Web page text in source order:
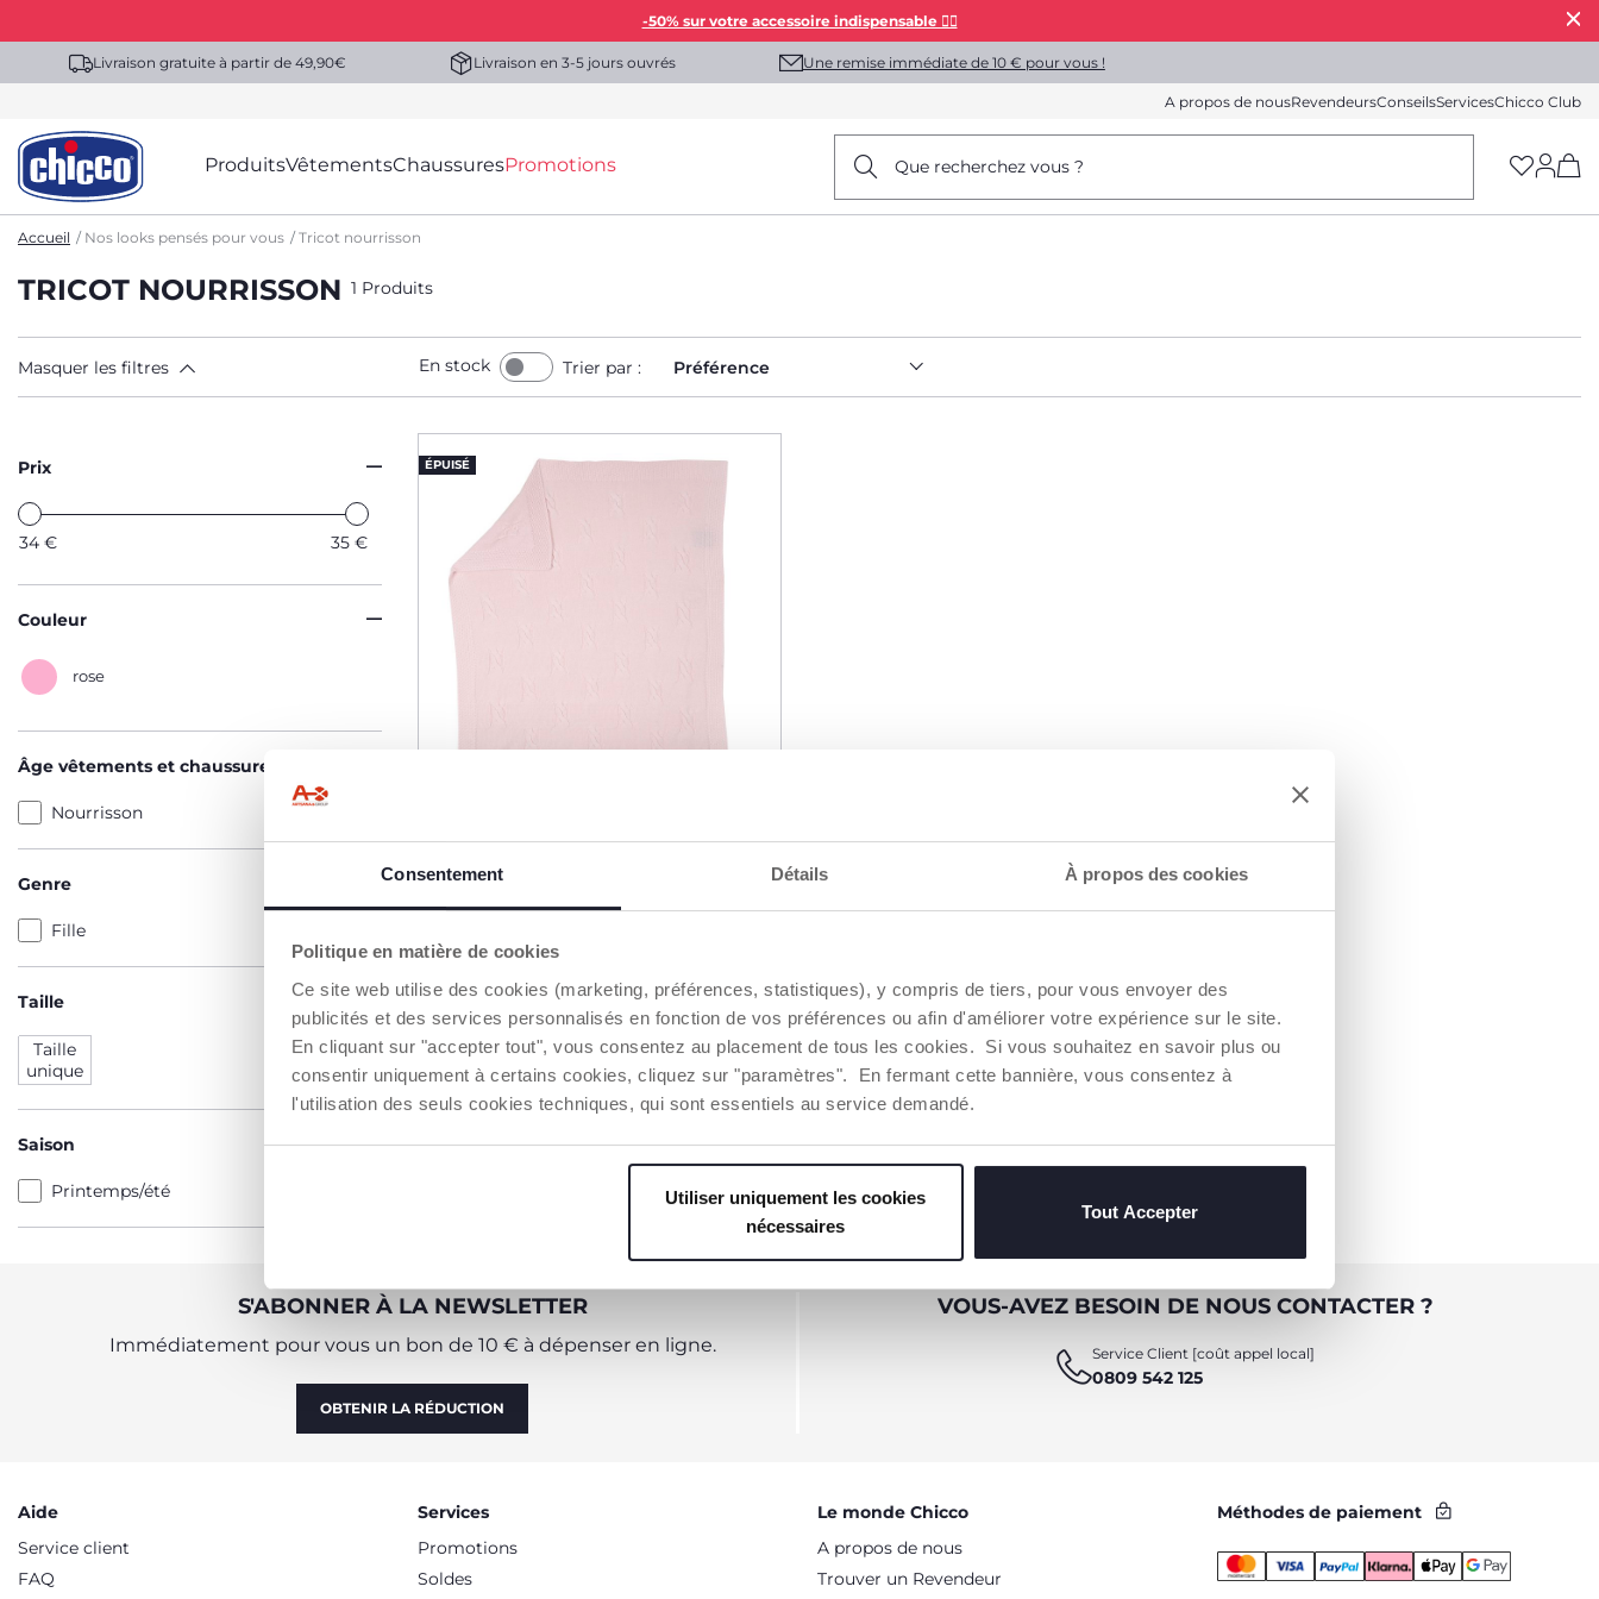
Consentement Détails À propos des cookies
Politique en matière de cookies
Ce site web utilise des cookies (marketing, préférences, statistiques), y compris de tiers, pour vous envoyer des
publicités et des services personnalisés en fonction de vos préférences ou afin d'améliorer votre expérience sur le site.
En cliquant sur "accepter tout", vous consentez au placement de tous les cookies. Si vous souhaitez en savoir plus ou
consentir uniquement à certains cookies, cliquez sur "paramètres". En fermant cette bannière, vous consentez à
l'utilisation des seuls cookies techniques, qui sont essentiels au service demandé.
Utiliser uniquement les cookies
nécessaires
Tout Accepter
-50% sur votre accessoire indispensable 👯‍♀️
Livraison gratuite à partir de 49,90€ Livraison en 3-5 jours ouvrés Une remise immédiate de 10 € pour vous !
A propos de nousRevendeursConseilsServicesChicco Club
ProduitsVêtementsChaussuresPromotions Que recherchez vous ?
Accueil Nos looks pensés pour vous Tricot nourrisson
TRICOT NOURRISSON 1 Produits
Masquer les filtres En stock Trier par : Préférence
Prix
34 € 35 €
Couleur
rose
Âge vêtements et chaussures
Nourrisson
Genre
Fille
Taille
Taille
unique
Saison
Printemps/été
ÉPUISÉ
34,99 €
ME PRÉVENIR
S'ABONNER À LA NEWSLETTER
Immédiatement pour vous un bon de 10 € à dépenser en ligne.
OBTENIR LA RÉDUCTION
VOUS-AVEZ BESOIN DE NOUS CONTACTER ?
Service Client [coût appel local]
0809 542 125
Aide
Service client
FAQ
Services
Promotions
Soldes
Le monde Chicco
A propos de nous
Trouver un Revendeur
Méthodes de paiement